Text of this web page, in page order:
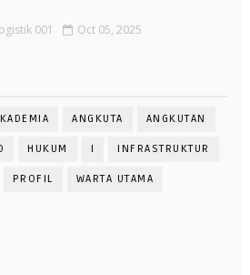
001 Oct 05, 2025
ANGKUTA ANGKUTAN
HUKUM I INFRASTRUKTUR
PROFIL WARTA UTAMA